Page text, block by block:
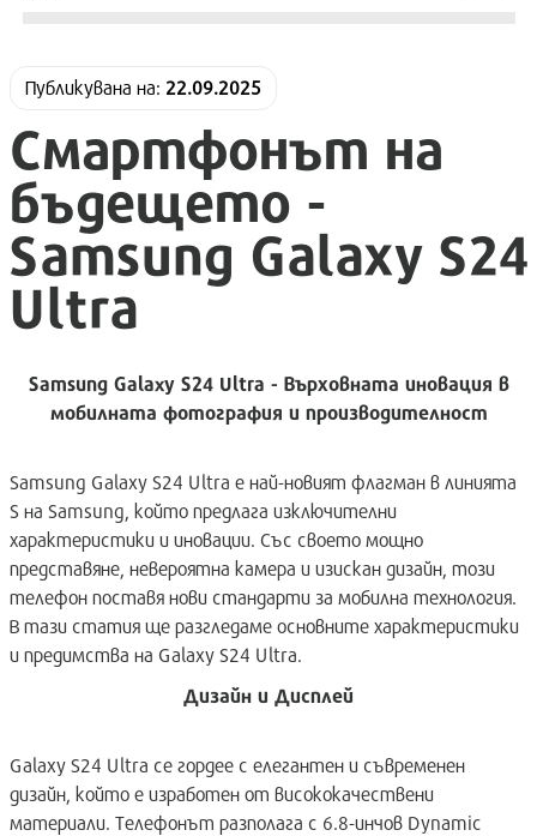
Публикувана нa: 22.09.2025
Смартфонът на
бъдещето -
Samsung Galaxy S24
Ultra
Samsung Galaxy S24 Ultra - Върховната иновация в
мобилната фотография и производителност
Samsung Galaxy S24 Ultra е най-новият флагман в линията
S на Samsung, който предлага изключителни
характеристики и иновации. Със своето мощно
представяне, невероятна камера и изискан дизайн, този
телефон поставя нови стандарти за мобилна технология.
В тази статия ще разгледаме основните характеристики
и предимства на Galaxy S24 Ultra.
Дизайн и Дисплей
Galaxy S24 Ultra се гордее с елегантен и съвременен
дизайн, който е изработен от висококачествени
материали. Телефонът разполага с 6.8-инчов Dynamic